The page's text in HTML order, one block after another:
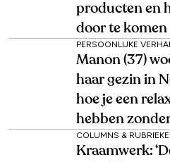
producten en
door te komen
PERSOONLIJKE
Manon (37)
haar gezin in
hoe je een
hebben
COLUMNS &
Kraamwerk: